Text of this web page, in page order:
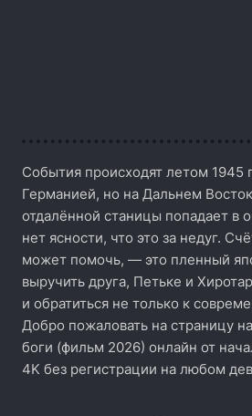
События происходят летом 1945
Германией, но на Дальнем
отдалённой станицы попадает в
нет ясности, что это за недуг.
может помочь, — это пленный
выручить друга, Петьке и
и обратиться не только к
Добро пожаловать на страницу
боги (фильм 2026) онлайн от
4K без регистрации на любом